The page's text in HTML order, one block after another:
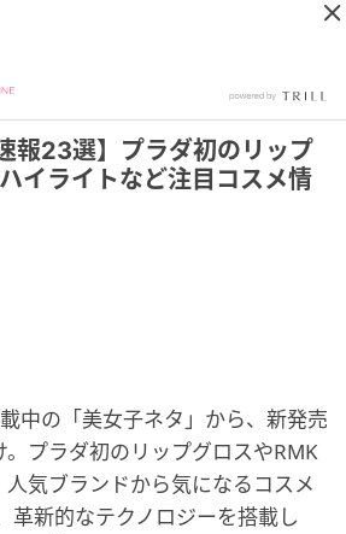
報23選】プラダ初のリップ
イライトなど注目コスメ情
中の「美女子ネタ」から、新発売
。プラダ初のリップグロスやRMK
気ブランドから気になるコスメ
革新的なテクノロジーを搭載し